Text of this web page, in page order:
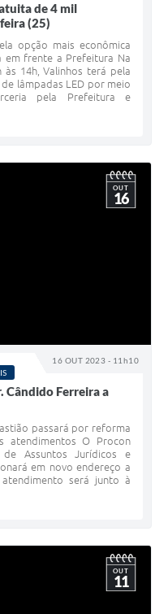
de 4 mil
(25)
opção mais econômica
em frente a Prefeitura Na
14h, Valinhos terá pela
lâmpadas LED por meio
pela Prefeitura e
16 OUT 2023 - 11h10
OUT
16
Cândido Ferreira a
passará por reforma
atendimentos O Procon
Assuntos Jurídicos e
em novo endereço a
será junto à
OUT
11